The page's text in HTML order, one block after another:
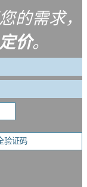
的需求，
定价。